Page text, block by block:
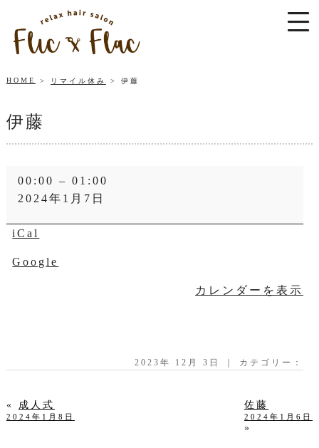
HOME リマイル休み 伊藤
伊藤
00:00 – 01:00
2024年1月7日
iCal
Google
カレンダーを表示
2023年 12月 3日 ｜ カテゴリー：
« 成人式
2024年1月8日
佐藤
2024年1月6日
»